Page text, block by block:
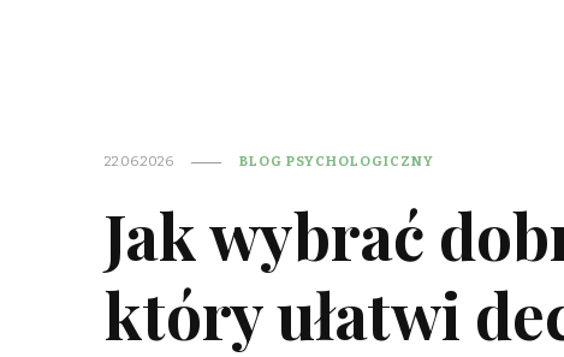
22.06.2026 BLOG PSYCHOLOGICZNY
Jak wybrać
który ułatwi